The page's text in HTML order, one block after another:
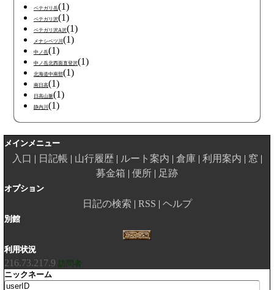
ペテガリ岳(1)
ペテガリ沢(1)
ペテガリ沢A沢(1)
メナシベツ川(1)
中ノ岳(1)
中ノ岳北西面直登沢(1)
北海道中南部(1)
南日高(1)
日高山脈(1)
静内川(1)
メインメニュー
入口 日記帳 山行履歴 ルート案内 倉庫 利用案内
窓
募金箱
便所 足跡
オプション
日記の検索 RSS ヘルプ
別館
利用状況
216.73.217.9 訪問者
ニックネーム